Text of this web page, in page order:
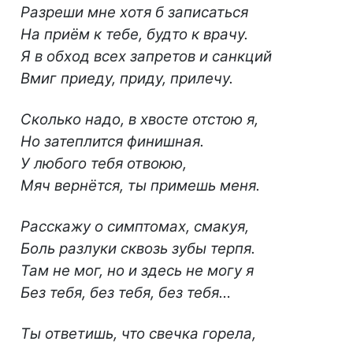
Разреши мне хотя б записаться
На приём к тебе, будто к врачу.
Я в обход всех запретов и санкций
Вмиг приеду, приду, прилечу.
Сколько надо, в хвосте отстою я,
Но затеплится финишная.
У любого тебя отвоюю,
Мяч вернётся, ты примешь меня.
Расскажу о симптомах, смакуя,
Боль разлуки сквозь зубы терпя.
Там не мог, но и здесь не могу я
Без тебя, без тебя, без тебя…
Ты ответишь, что свечка горела,